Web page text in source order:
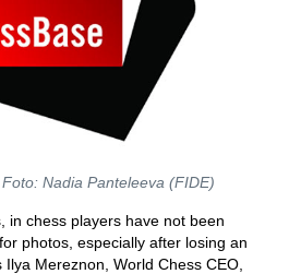
Nadia Panteleeva (FIDE)
in chess players have not been
photos, especially after losing an
Mereznon, World Chess CEO,